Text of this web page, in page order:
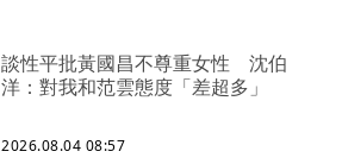
談性平批黃國昌不尊重女性 沈伯
洋：對我和范雲態度「差超多」
2026.08.04 08:57